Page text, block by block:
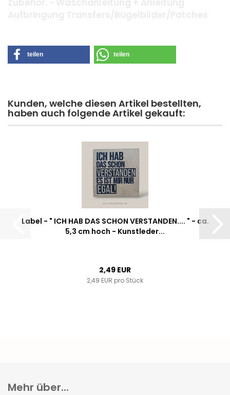
teilen teilen
Kunden, welche diesen Artikel bestellten,
haben auch folgende Artikel gekauft:
Label - " ICH HAB DAS SCHON VERSTANDEN.... " - ca.
5,3 cm hoch - Kunstleder...
2,49 EUR
2,49 EUR pro Stück
Mehr über...